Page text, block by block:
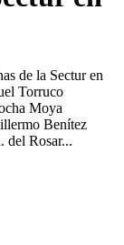
de la Sectur en
Torruco
Moya
Benítez
del Rosar...